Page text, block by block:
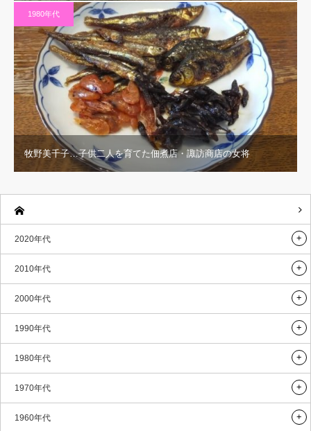
1980年代
牧野美千子…子供二人を育てた佃煮店・諏訪商店の女将
2020年代
2010年代
2000年代
1990年代
1980年代
1970年代
1960年代